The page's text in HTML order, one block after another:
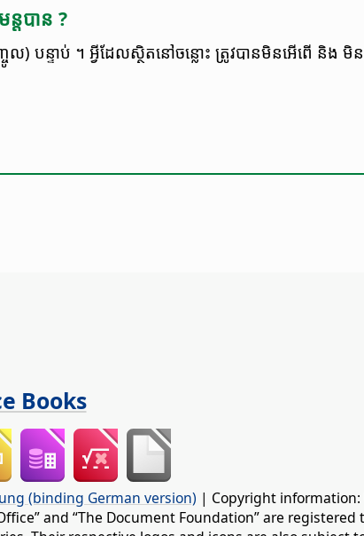
ត​បាន ?
បន្ទាប់ ។ អ្វី​ដែល​ស្ថិត​នៅ​ចន្លោះ ត្រូវ​បាន​មិន​អើពើ និង មិន​
Books
(binding German version) | Copyright information:
and “The Document Foundation” are